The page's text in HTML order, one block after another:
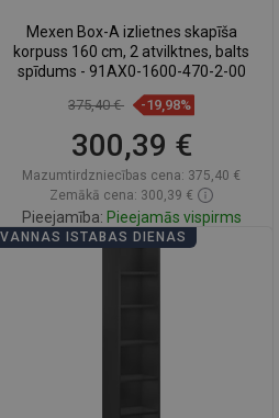
Mexen Box-A izlietnes skapīša
korpuss 160 cm, 2 atvilktnes, balts
spīdums - 91AX0-1600-470-2-00
375,40 € -19,98%
300,39 €
Mazumtirdzniecības cena: 375,40 €
Zemākā cena: 300,39 €
Pieejamība: Pieejamās vispirms
VANNAS ISTABAS DIENAS